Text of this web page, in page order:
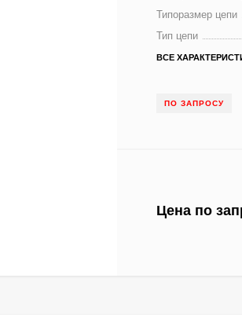
Типоразмер цепи
Тип цепи
ВСЕ
ПО ЗАПРОСУ
Цена по